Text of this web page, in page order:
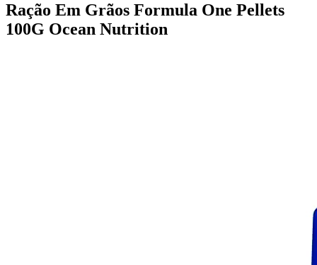
Ração Em Grãos Formula One Pellets
100G Ocean Nutrition